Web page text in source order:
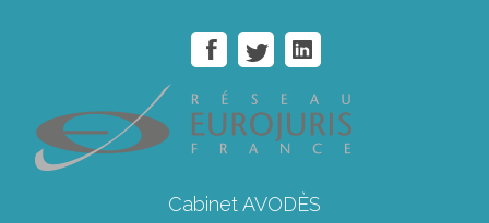
Cabinet AVODÈS